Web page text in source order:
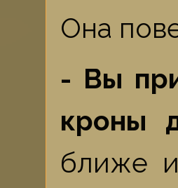
Она
- Вы
кроны
ближе